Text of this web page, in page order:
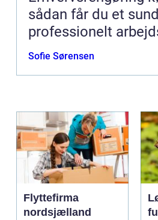
sådan får du et
professionelt
Sofie Sørensen
Flyttefirma
nordsjælland